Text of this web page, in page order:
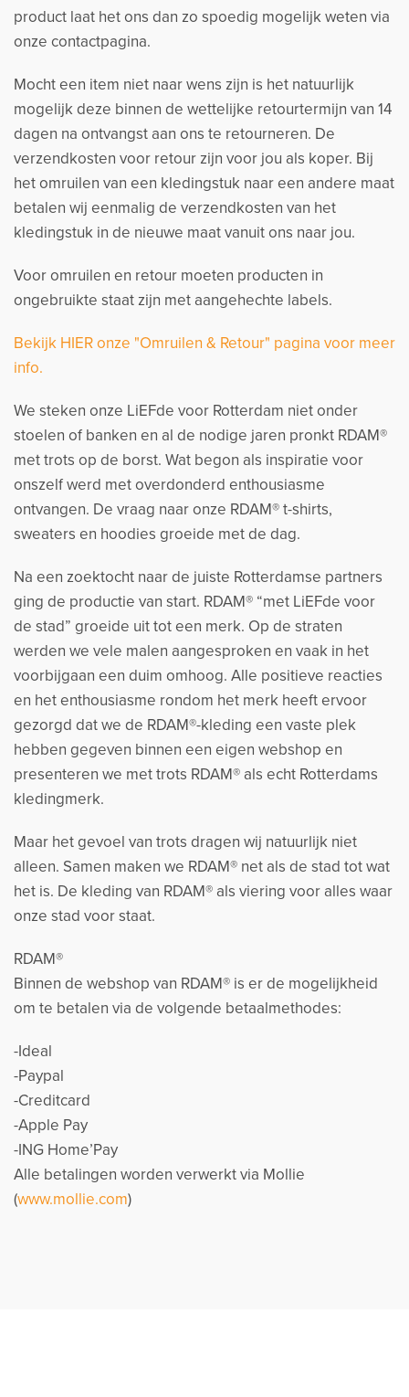
product laat het ons dan zo spoedig mogelijk weten via
onze contactpagina.
Mocht een item niet naar wens zijn is het natuurlijk
mogelijk deze binnen de wettelijke retourtermijn van 14
dagen na ontvangst aan ons te retourneren. De
verzendkosten voor retour zijn voor jou als koper. Bij
het omruilen van een kledingstuk naar een andere maat
betalen wij eenmalig de verzendkosten van het
kledingstuk in de nieuwe maat vanuit ons naar jou.
Voor omruilen en retour moeten producten in
ongebruikte staat zijn met aangehechte labels.
Bekijk HIER onze "Omruilen & Retour" pagina voor meer
info.
We steken onze LiEFde voor Rotterdam niet onder
stoelen of banken en al de nodige jaren pronkt RDAM®
met trots op de borst. Wat begon als inspiratie voor
onszelf werd met overdonderd enthousiasme
ontvangen. De vraag naar onze RDAM® t-shirts,
sweaters en hoodies groeide met de dag.
Na een zoektocht naar de juiste Rotterdamse partners
ging de productie van start. RDAM® “met LiEFde voor
de stad” groeide uit tot een merk. Op de straten
werden we vele malen aangesproken en vaak in het
voorbijgaan een duim omhoog. Alle positieve reacties
en het enthousiasme rondom het merk heeft ervoor
gezorgd dat we de RDAM®-kleding een vaste plek
hebben gegeven binnen een eigen webshop en
presenteren we met trots RDAM® als echt Rotterdams
kledingmerk.
Maar het gevoel van trots dragen wij natuurlijk niet
alleen. Samen maken we RDAM® net als de stad tot wat
het is. De kleding van RDAM® als viering voor alles waar
onze stad voor staat.
RDAM®
Binnen de webshop van RDAM® is er de mogelijkheid
om te betalen via de volgende betaalmethodes:
-Ideal
-Paypal
-Creditcard
-Apple Pay
-ING Home’Pay
Alle betalingen worden verwerkt via Mollie
(www.mollie.com)